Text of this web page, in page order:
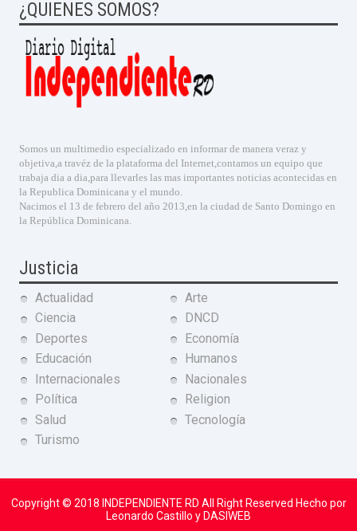
¿QUIENES SOMOS?
Somos un multimedio especializado en informar de manera veraz y
objetiva,a travéz de la plataforma del Internet,contamos un equipo que
trabaja dia a dia,para llevarles las mas importantes noticias acontecidas en
la Republica Dominicana y el mundo.
Nacimos el 13 de febrero del año 2013,en la ciudad de Santo Domingo en
la República Dominicana.
Justicia
Actualidad
Arte
Ciencia
DNCD
Deportes
Economía
Educación
Humanos
Internacionales
Nacionales
Política
Religion
Salud
Tecnología
Turismo
Copyright © 2018 INDEPENDIENTE RD All Right Reserved Hecho por
Leonardo Castillo y DASIWEB